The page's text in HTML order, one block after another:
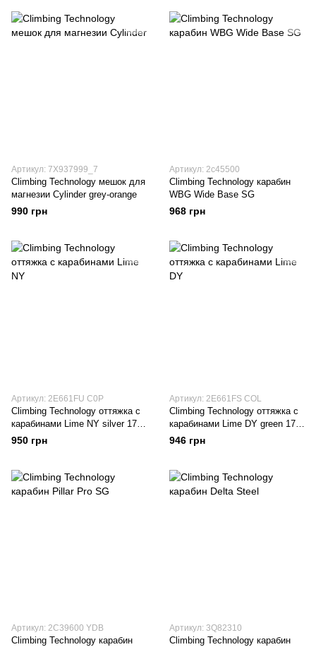
Артикул: 7X937999_7
Climbing Technology мешок для
магнезии Cylinder grey-orange
990 грн
Артикул: 2с45500
Climbing Technology карабин
WBG Wide Base SG
968 грн
Артикул: 2E661FU C0P
Climbing Technology оттяжка с
карабинами Lime NY silver 17
см
950 грн
Артикул: 2E661FS COL
Climbing Technology оттяжка с
карабинами Lime DY green 17
см
946 грн
Артикул: 2C39600 YDB
Climbing Technology карабин
Артикул: 3Q82310
Climbing Technology карабин